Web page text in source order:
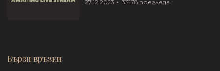
27.12.2023
33178 прегледа
Бързи връзки